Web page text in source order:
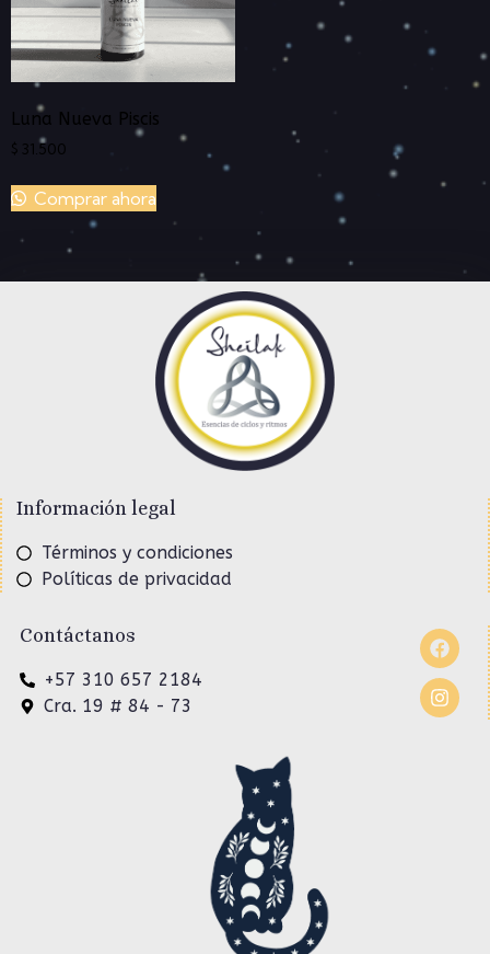
Luna Nueva Piscis
$ 31.500
Comprar ahora
Información legal
Términos y condiciones
Políticas de privacidad
Contáctanos
+57 310 657 2184
Cra. 19 # 84 - 73